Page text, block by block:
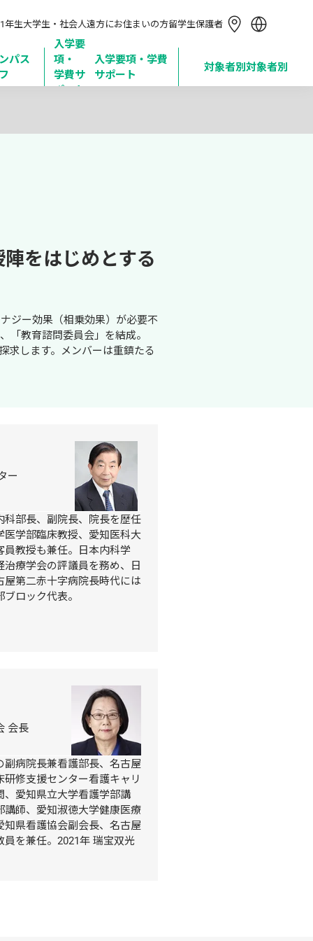
年生大学生・社会人遠方にお住まいの方留学生保護者
简体中文
繁體中文
Tiếng Việt
Bahasa Indonesia
パス
入学要
項・
学費サ
ポート
入学要項・学費
サポート
対象者別 対象者別
をはじめとする
ジー効果（相乗効果）が必要不
「教育諮問委員会」を結成。
求します。メンバーは重鎮たる
ー
部長、副院長、院長を歴任
学部臨床教授、愛知医科大
教授も兼任。日本内科学
療学会の評議員を務め、日
第二赤十字病院長時代には
ロック代表。
会長
病院長兼看護部長、名古屋
修支援センター看護キャリ
愛知県立大学看護学部講
師、愛知淑徳大学健康医療
県看護協会副会長、名古屋
を兼任。2021年 瑞宝双光